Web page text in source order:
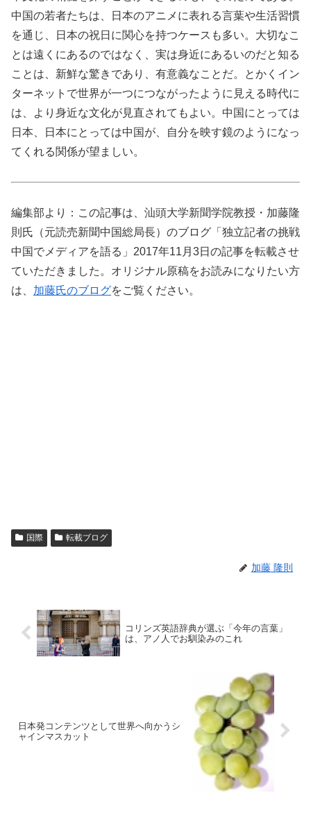
中国の若者たちは、日本のアニメに表れる言葉や生活習慣
を通じ、日本の祝日に関心を持つケースも多い。大切なこ
とは遠くにあるのではなく、実は身近にあるいのだと知る
ことは、新鮮な驚きであり、有意義なことだ。とかくイン
ターネットで世界が一つにつながったように見える時代に
は、より身近な文化が見直されてもよい。中国にとっては
日本、日本にとっては中国が、自分を映す鏡のようになっ
てくれる関係が望ましい。
編集部より：この記事は、汕頭大学新聞学院教授・加藤隆
則氏（元読売新聞中国総局長）のブログ「独立記者の挑戦
中国でメディアを語る」2017年11月3日の記事を転載させ
ていただきました。オリジナル原稿をお読みになりたい方
は、 加藤氏のブログをご覧ください。
国際 転載ブログ
加藤 隆則
コリンズ英語辞典が選ぶ「今年の言葉」
は、アノ人でお馴染みのこれ
日本発コンテンツとして世界へ向かうシ
ャインマスカット